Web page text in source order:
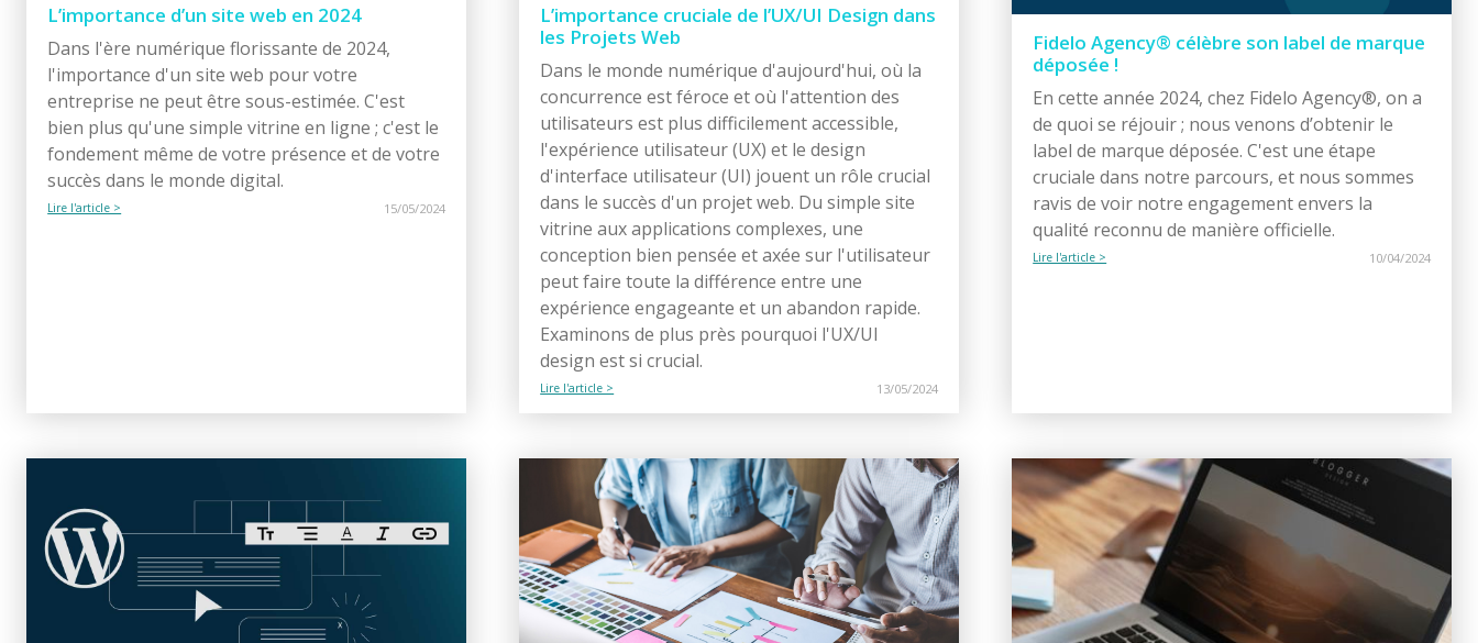
L’importance d’un site web en 2024
Dans l'ère numérique florissante de 2024,
l'importance d'un site web pour votre
entreprise ne peut être sous-estimée. C'est
bien plus qu'une simple vitrine en ligne ; c'est le
fondement même de votre présence et de votre
succès dans le monde digital.
Lire l'article > 15/05/2024
L’importance cruciale de l’UX/UI Design dans
les Projets Web
Dans le monde numérique d'aujourd'hui, où la
concurrence est féroce et où l'attention des
utilisateurs est plus difficilement accessible,
l'expérience utilisateur (UX) et le design
d'interface utilisateur (UI) jouent un rôle crucial
dans le succès d'un projet web. Du simple site
vitrine aux applications complexes, une
conception bien pensée et axée sur l'utilisateur
peut faire toute la différence entre une
expérience engageante et un abandon rapide.
Examinons de plus près pourquoi l'UX/UI
design est si crucial.
Lire l'article > 13/05/2024
Fidelo Agency® célèbre son label de marque
déposée !
En cette année 2024, chez Fidelo Agency®, on a
de quoi se réjouir ; nous venons d’obtenir le
label de marque déposée. C'est une étape
cruciale dans notre parcours, et nous sommes
ravis de voir notre engagement envers la
qualité reconnu de manière officielle.
Lire l'article > 10/04/2024